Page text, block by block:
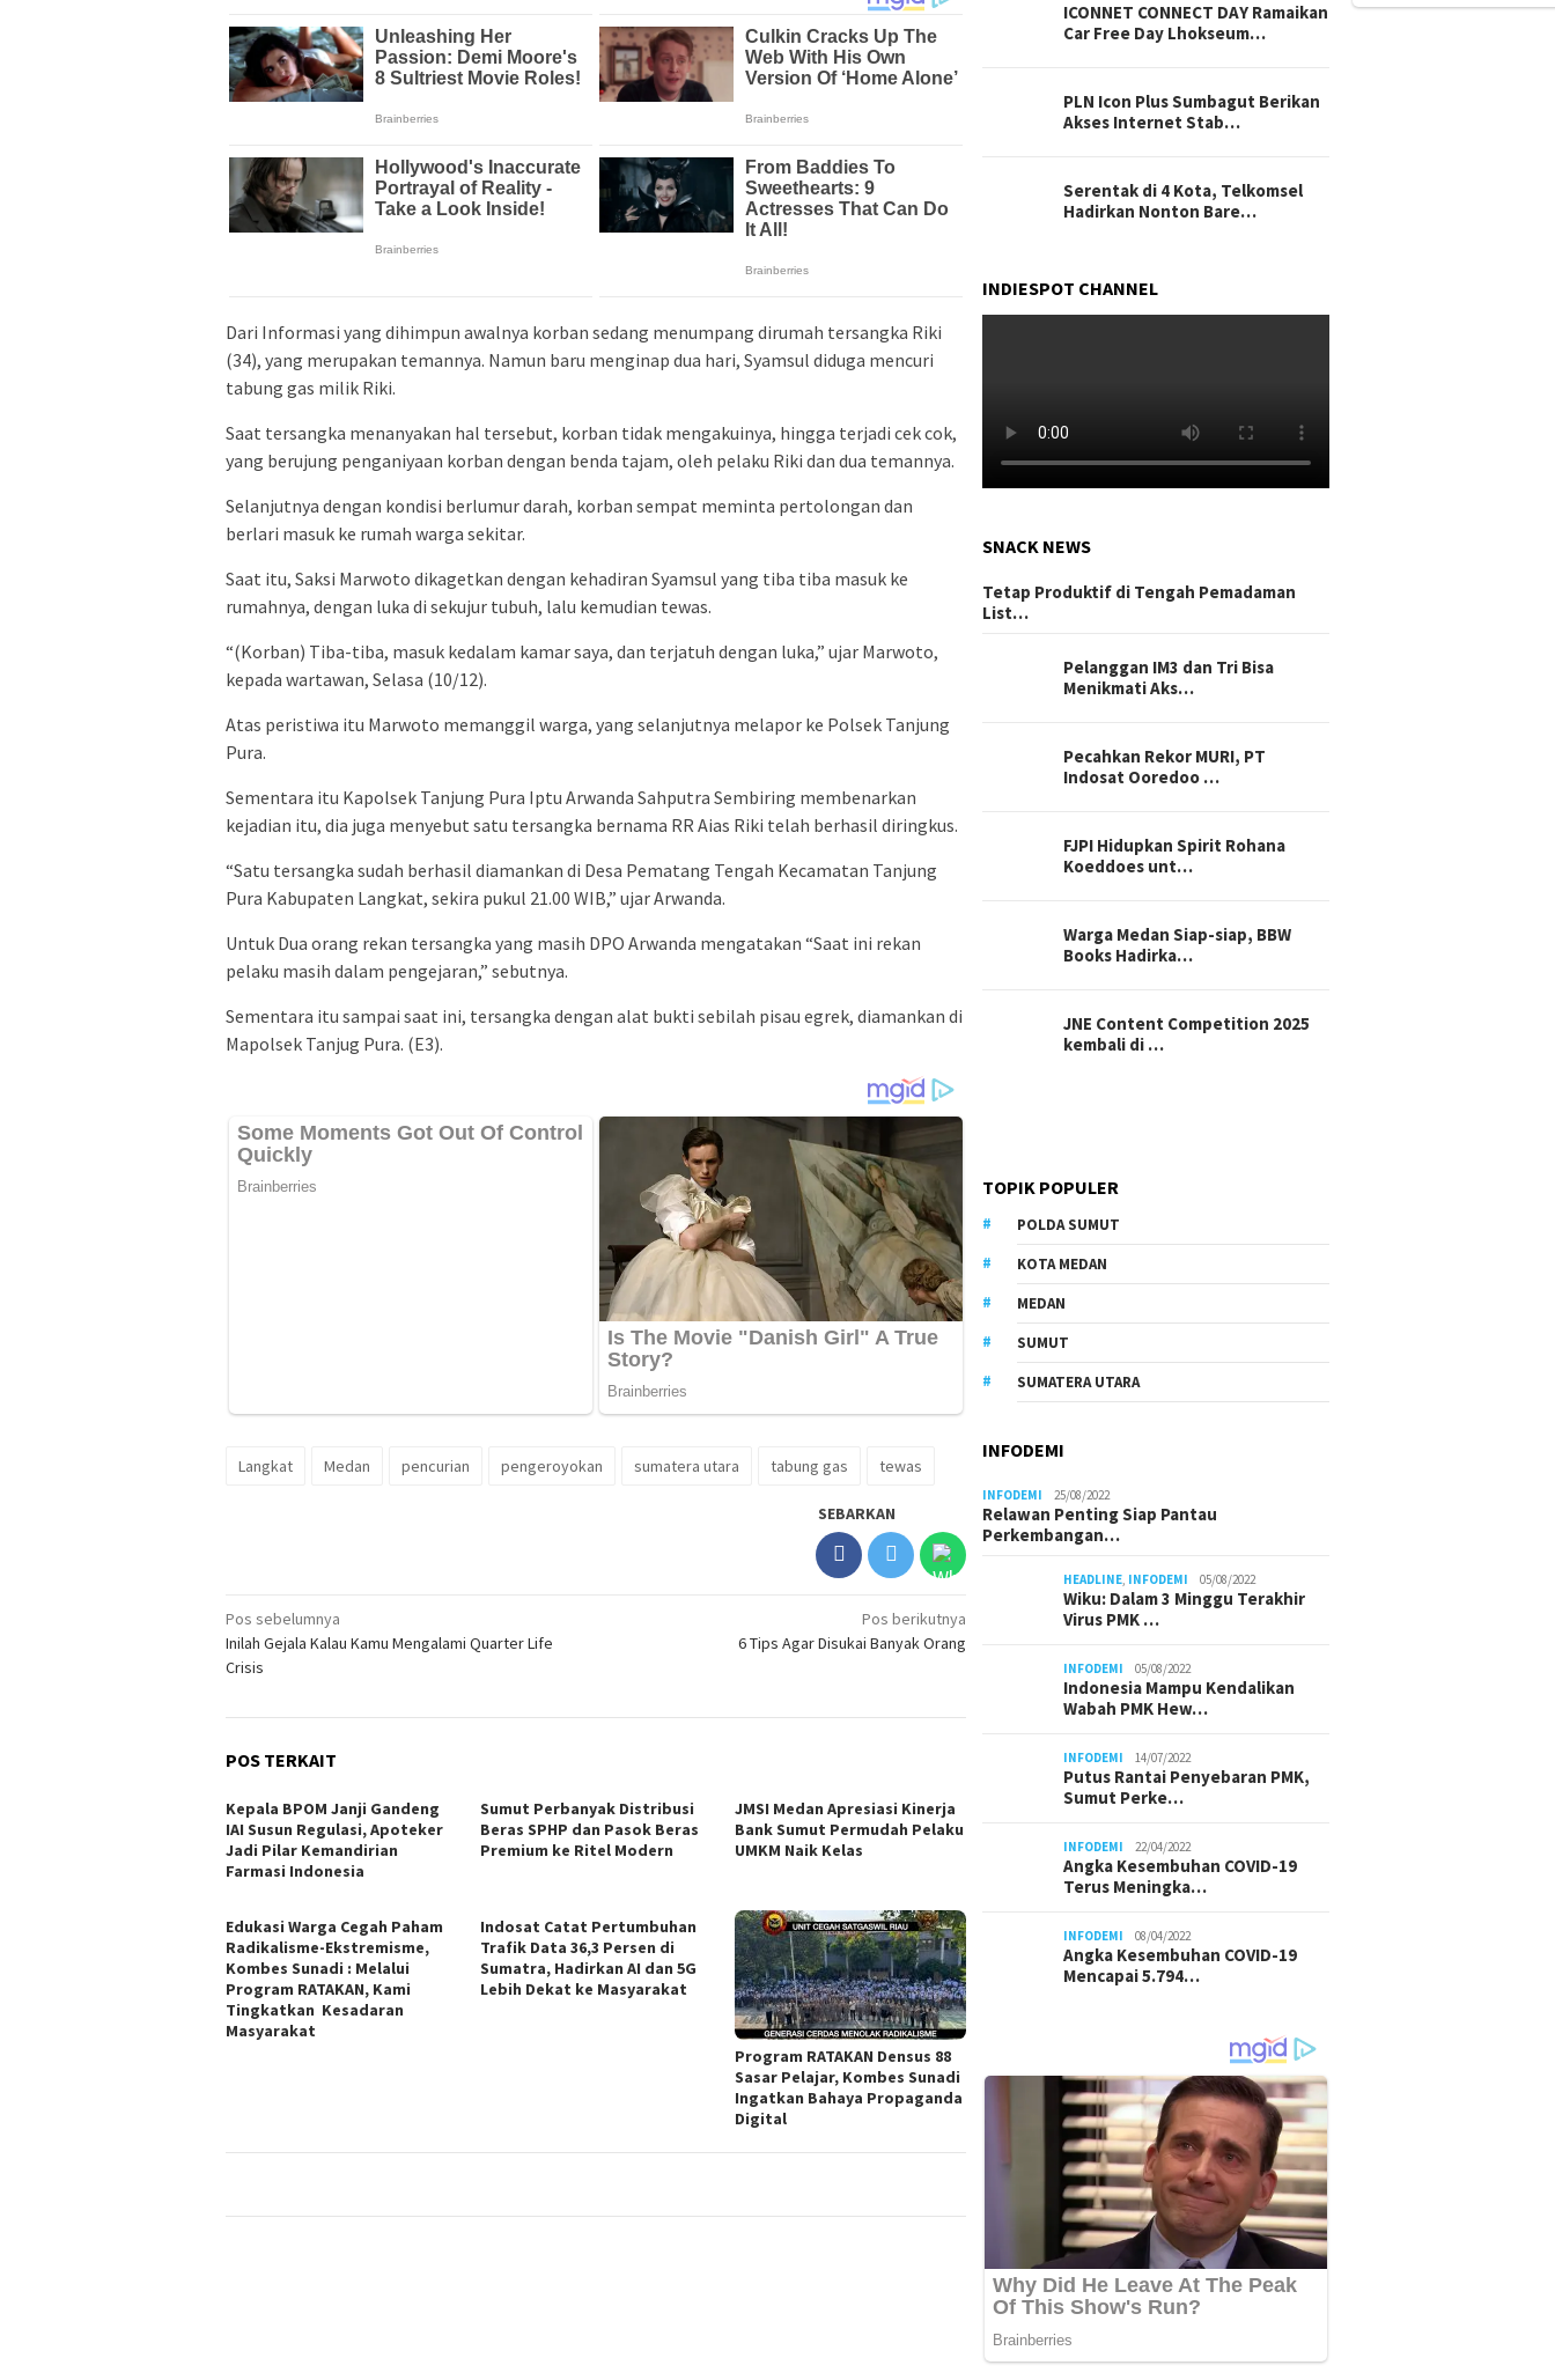
Dari Informasi yang dihimpun awalnya korban sedang menumpang dirumah tersangka Riki
(34), yang merupakan temannya. Namun baru menginap dua hari, Syamsul diduga mencuri
tabung gas milik Riki.
Saat tersangka menanyakan hal tersebut, korban tidak mengakuinya, hingga terjadi cek cok,
yang berujung penganiyaan korban dengan benda tajam, oleh pelaku Riki dan dua temannya.
Selanjutnya dengan kondisi berlumur darah, korban sempat meminta pertolongan dan
berlari masuk ke rumah warga sekitar.
Saat itu, Saksi Marwoto dikagetkan dengan kehadiran Syamsul yang tiba tiba masuk ke
rumahnya, dengan luka di sekujur tubuh, lalu kemudian tewas.
“(Korban) Tiba-tiba, masuk kedalam kamar saya, dan terjatuh dengan luka,” ujar Marwoto,
kepada wartawan, Selasa (10/12).
Atas peristiwa itu Marwoto memanggil warga, yang selanjutnya melapor ke Polsek Tanjung
Pura.
Sementara itu Kapolsek Tanjung Pura Iptu Arwanda Sahputra Sembiring membenarkan
kejadian itu, dia juga menyebut satu tersangka bernama RR Aias Riki telah berhasil diringkus.
“Satu tersangka sudah berhasil diamankan di Desa Pematang Tengah Kecamatan Tanjung
Pura Kabupaten Langkat, sekira pukul 21.00 WIB,” ujar Arwanda.
Untuk Dua orang rekan tersangka yang masih DPO Arwanda mengatakan “Saat ini rekan
pelaku masih dalam pengejaran,” sebutnya.
Sementara itu sampai saat ini, tersangka dengan alat bukti sebilah pisau egrek, diamankan di
Mapolsek Tanjug Pura. (E3).
Langkat Medan pencurian pengeroyokan sumatera utara tabung gas tewas
SEBARKAN
Navigasi
pos
Pos sebelumnya
Inilah Gejala Kalau Kamu Mengalami Quarter Life
Crisis
Pos berikutnya
6 Tips Agar Disukai Banyak Orang
POS TERKAIT
Kepala BPOM Janji Gandeng
IAI Susun Regulasi, Apoteker
Jadi Pilar Kemandirian
Farmasi Indonesia
Sumut Perbanyak Distribusi
Beras SPHP dan Pasok Beras
Premium ke Ritel Modern
JMSI Medan Apresiasi Kinerja
Bank Sumut Permudah Pelaku
UMKM Naik Kelas
Edukasi Warga Cegah Paham
Radikalisme-Ekstremisme,
Kombes Sunadi : Melalui
Program RATAKAN, Kami
Tingkatkan Kesadaran
Masyarakat
Indosat Catat Pertumbuhan
Trafik Data 36,3 Persen di
Sumatra, Hadirkan AI dan 5G
Lebih Dekat ke Masyarakat
Program RATAKAN Densus 88
Sasar Pelajar, Kombes Sunadi
Ingatkan Bahaya Propaganda
Digital
ICONNET CONNECT DAY Ramaikan
Car Free Day Lhokseum…
PLN Icon Plus Sumbagut Berikan
Akses Internet Stab…
Serentak di 4 Kota, Telkomsel
Hadirkan Nonton Bare…
INDIESPOT CHANNEL
SNACK NEWS
Tetap Produktif di Tengah Pemadaman
List…
Pelanggan IM3 dan Tri Bisa
Menikmati Aks…
Pecahkan Rekor MURI, PT
Indosat Ooredoo …
FJPI Hidupkan Spirit Rohana
Koeddoes unt…
Warga Medan Siap-siap, BBW
Books Hadirka…
JNE Content Competition 2025
kembali di …
TOPIK POPULER
POLDA SUMUT
KOTA MEDAN
MEDAN
SUMUT
SUMATERA UTARA
INFODEMI
INFODEMI 25/08/2022
Relawan Penting Siap Pantau
Perkembangan…
HEADLINE, INFODEMI 05/08/2022
Wiku: Dalam 3 Minggu Terakhir
Virus PMK …
INFODEMI 05/08/2022
Indonesia Mampu Kendalikan
Wabah PMK Hew…
INFODEMI 14/07/2022
Putus Rantai Penyebaran PMK,
Sumut Perke…
INFODEMI 22/04/2022
Angka Kesembuhan COVID-19
Terus Meningka…
INFODEMI 08/04/2022
Angka Kesembuhan COVID-19
Mencapai 5.794…